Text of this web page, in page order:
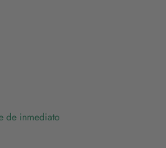
de inmediato